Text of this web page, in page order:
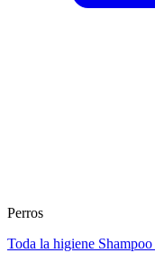
Perros
Toda la higiene Shampoo